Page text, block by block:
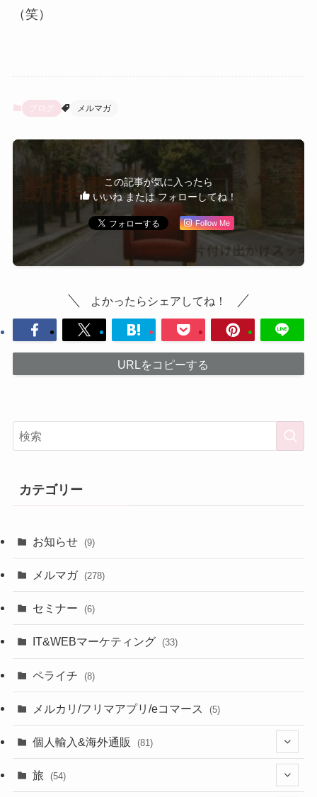
（笑）
ブログ メルマガ
この記事が気に入ったら
いいね または フォローしてね！
Follow Me
よかったらシェアしてね！
URLをコピーする
カテゴリー
お知らせ (9)
メルマガ (278)
セミナー (6)
IT&WEBマーケティング (33)
ペライチ (8)
メルカリ/フリマアプリ/eコマース (5)
個人輸入&海外通販 (81)
旅 (54)